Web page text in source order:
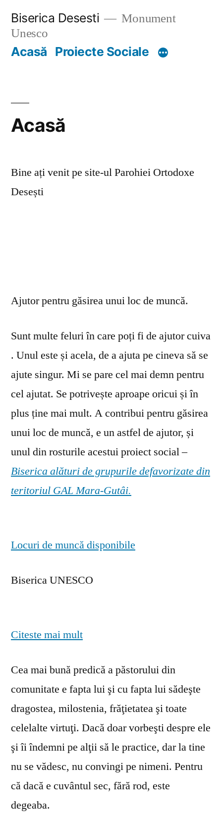
content
Biserica Desesti
Monument
Unesco
Acasă Proiecte Sociale
Acasă
Bine ați venit pe site-ul Parohiei Ortodoxe
Desești
Ajutor pentru găsirea unui loc de muncă.
Sunt multe feluri în care poți fi de ajutor cuiva
. Unul este și acela, de a ajuta pe cineva să se
ajute singur. Mi se pare cel mai demn pentru
cel ajutat. Se potrivește aproape oricui și în
plus ține mai mult. A contribui pentru găsirea
unui loc de muncă, e un astfel de ajutor, și
unul din rosturile acestui proiect social –
Biserica alături de grupurile defavorizate din
teritoriul GAL Mara-Gutâi.
Locuri de muncă disponibile
Biserica UNESCO
Citeste mai mult
Cea mai bună predică a păstorului din
comunitate e fapta lui şi cu fapta lui sădeşte
dragostea, milostenia, frăţietatea şi toate
celelalte virtuţi. Dacă doar vorbeşti despre ele
şi îi îndemni pe alţii să le practice, dar la tine
nu se vă­desc, nu convingi pe nimeni. Pentru
că dacă e cuvântul sec, fără rod, este
degeaba.